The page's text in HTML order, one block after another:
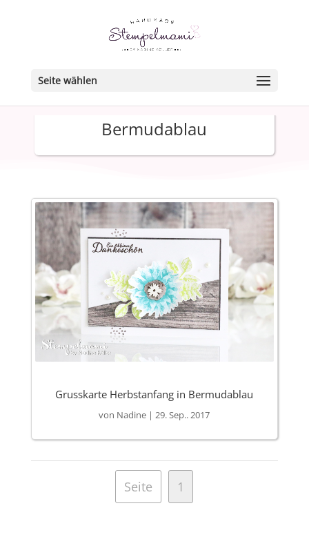
Seite wählen
Bermudablau
Grusskarte Herbstanfang in Bermudablau
von Nadine |29. Sep.. 2017
Seite 1